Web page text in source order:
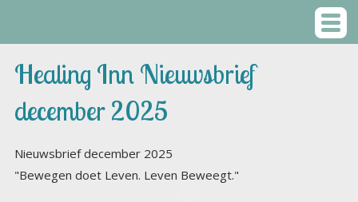
Healing Inn Nieuwsbrief
december 2025
Nieuwsbriefdecember 2025
"Bewegen doet Leven. Leven Beweegt."